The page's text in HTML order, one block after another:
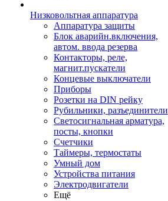
Низковольтная аппаратура
Аппаратура защиты
Блок аварийн.включения,
автом. ввода резерва
Контакторы, реле,
магнит.пускатели
Концевые выключатели
Приборы
Розетки на DIN рейку
Рубильники, разъединители
Светосигнальная арматура,
посты, кнопки
Счетчики
Таймеры, термостаты
Умный дом
Устройства питания
Электродвигатели
Ещё